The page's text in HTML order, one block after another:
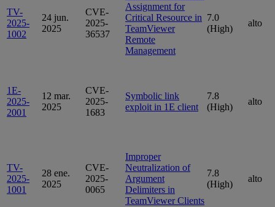
TV-
2025-
1002
24 jun.
2025
CVE-
2025-
36537
Assignment for
Critical Resource in
TeamViewer
Remote
Management
7.0
(High)
alto
1E-
2025-
2001
12 mar.
2025
CVE-
2025-
1683
Symbolic link
exploit in 1E client
7.8
(High)
alto
TV-
2025-
1001
28 ene.
2025
CVE-
2025-
0065
Improper
Neutralization of
Argument
Delimiters in
TeamViewer Clients
7.8
(High)
alto